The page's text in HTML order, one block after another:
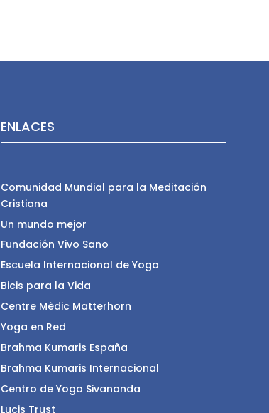
ENLACES
Comunidad Mundial para la Meditación
Cristiana
Un mundo mejor
Fundación Vivo Sano
Escuela Internacional de Yoga
Bicis para la Vida
Centre Mèdic Matterhorn
Yoga en Red
Brahma Kumaris España
Brahma Kumaris Internacional
Centro de Yoga Sivananda
Lucis Trust